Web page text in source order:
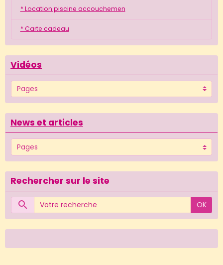
* Location piscine accouchemen
* Carte cadeau
Vidéos
News et articles
Rechercher sur le site
OK